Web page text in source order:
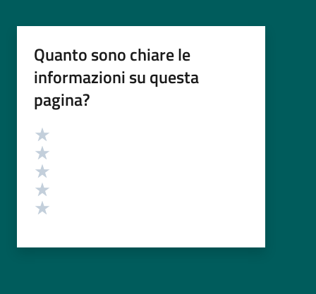
Quanto sono chiare le
informazioni su questa
pagina?
Valutazione